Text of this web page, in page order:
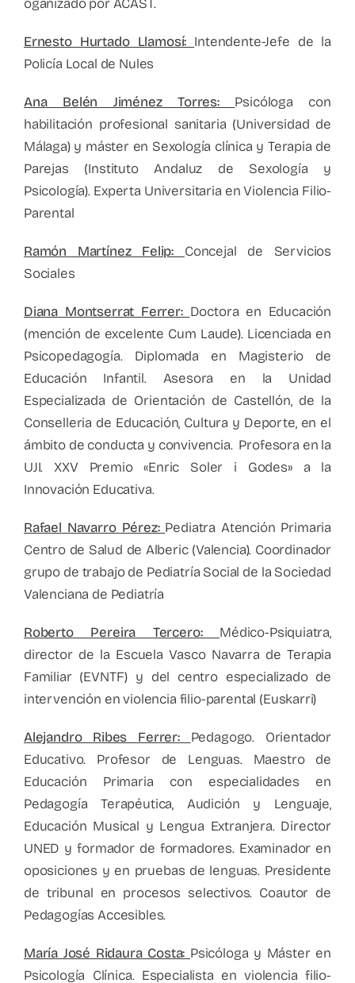
oganizado por ACAST.
Ernesto Hurtado Llamosí: Intendente-Jefe de la
Policía Local de Nules
Ana Belén Jiménez Torres: Psicóloga con
habilitación profesional sanitaria (Universidad de
Málaga) y máster en Sexología clínica y Terapia de
Parejas (Instituto Andaluz de Sexología y
Psicología). Experta Universitaria en Violencia Filio-
Parental
Ramón Martínez Felip: Concejal de Servicios
Sociales
Diana Montserrat Ferrer: Doctora en Educación
(mención de excelente Cum Laude). Licenciada en
Psicopedagogía. Diplomada en Magisterio de
Educación Infantil. Asesora en la Unidad
Especializada de Orientación de Castellón, de la
Conselleria de Educación, Cultura y Deporte, en el
ámbito de conducta y convivencia. Profesora en la
UJI. XXV Premio «Enric Soler i Godes» a la
Innovación Educativa.
Rafael Navarro Pérez: Pediatra Atención Primaria
Centro de Salud de Alberic (Valencia). Coordinador
grupo de trabajo de Pediatría Social de la Sociedad
Valenciana de Pediatría
Roberto Pereira Tercero: Médico-Psiquiatra,
director de la Escuela Vasco Navarra de Terapia
Familiar (EVNTF) y del centro especializado de
intervención en violencia filio-parental (Euskarri)
Alejandro Ribes Ferrer: Pedagogo. Orientador
Educativo. Profesor de Lenguas. Maestro de
Educación Primaria con especialidades en
Pedagogía Terapéutica, Audición y Lenguaje,
Educación Musical y Lengua Extranjera. Director
UNED y formador de formadores. Examinador en
oposiciones y en pruebas de lenguas. Presidente
de tribunal en procesos selectivos. Coautor de
Pedagogías Accesibles.
María José Ridaura Costa: Psicóloga y Máster en
Psicología Clínica. Especialista en violencia filio-